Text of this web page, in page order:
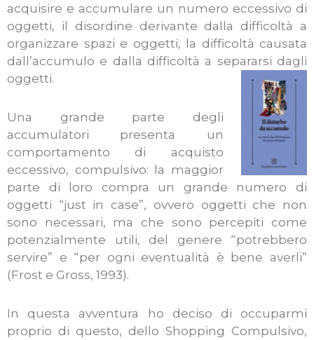
acquisire e accumulare un numero eccessivo di
oggetti, il disordine derivante dalla difficoltà a
organizzare spazi e oggetti, la difficoltà causata
dall’accumulo e dalla difficoltà a separarsi dagli
oggetti.
Una grande parte degli
accumulatori presenta un
comportamento di acquisto
eccessivo, compulsivo: la maggior
parte di loro compra un grande numero di
oggetti “just in case”, ovvero oggetti che non
sono necessari, ma che sono percepiti come
potenzialmente utili, del genere “potrebbero
servire” e “per ogni eventualità è bene averli”
(Frost e Gross, 1993).
In questa avventura ho deciso di occuparmi
proprio di questo, dello Shopping Compulsivo,